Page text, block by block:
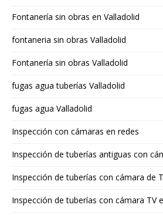
Fontanería sin obras en Valladolid
fontaneria sin obras Valladolid
Fontanería sin obras Valladolid
fugas agua tuberías Valladolid
fugas agua Valladolid
Inspección con cámaras en redes
Inspección de tuberías antiguas con
Inspección de tuberías con cámara de
Inspección de tuberías con cámara TV